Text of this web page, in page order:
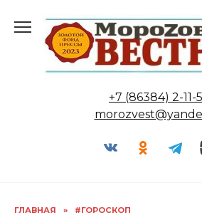
содержанию
+7 (86384) 2-11-
ГЛАВНАЯ » #ГОРОСКОП